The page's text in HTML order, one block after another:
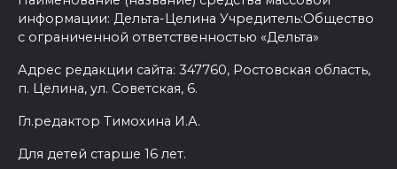
информации: Дельта-Целина Учредитель:Общество
с ограниченной ответственностью «Дельта»
Адрес редакции сайта: 347760, Ростовская область,
п. Целина, ул. Советская, 6.
Гл.редактор Тимохина И.А.
Для детей старше 16 лет.